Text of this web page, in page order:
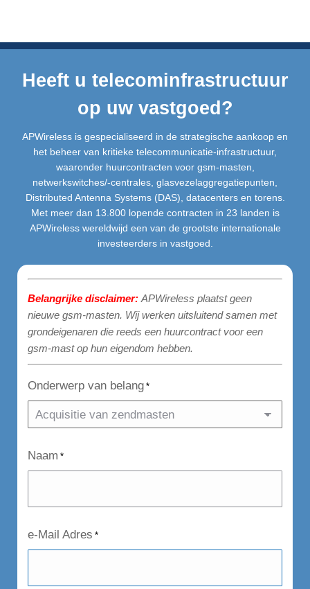
Heeft u telecominfrastructuur
op uw vastgoed?
APWireless is gespecialiseerd in de strategische aankoop en
het beheer van kritieke telecommunicatie-infrastructuur,
waaronder huurcontracten voor gsm-masten,
netwerkswitches/-centrales, glasvezelaggregatiepunten,
Distributed Antenna Systems (DAS), datacenters en torens.
Met meer dan 13.800 lopende contracten in 23 landen is
APWireless wereldwijd een van de grootste internationale
investeerders in vastgoed.
Belangrijke disclaimer: APWireless plaatst geen
nieuwe gsm-masten. Wij werken uitsluitend samen met
grondeigenaren die reeds een huurcontract voor een
gsm-mast op hun eigendom hebben.
Onderwerp van belang *
Naam *
e-Mail Adres *